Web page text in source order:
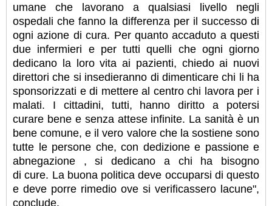
umane che lavorano a qualsiasi livello negli
ospedali che fanno la differenza per il successo di
ogni azione di cura. Per quanto accaduto a questi
due infermieri e per tutti quelli che ogni giorno
dedicano la loro vita ai pazienti, chiedo ai nuovi
direttori che si insedieranno di dimenticare chi li ha
sponsorizzati e di mettere al centro chi lavora per i
malati. I cittadini, tutti, hanno diritto a potersi
curare bene e senza attese infinite. La sanità è un
bene comune, e il vero valore che la sostiene sono
tutte le persone che, con dedizione e passione e
abnegazione , si dedicano a chi ha bisogno
di cure. La buona politica deve occuparsi di questo
e deve porre rimedio ove si verificassero lacune",
conclude.